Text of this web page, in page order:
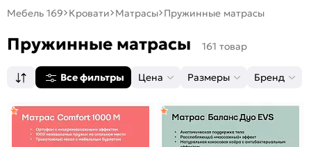
Мебель 169 Кровати Матрасы Пружинные матрасы
Пружинные матрасы 161 товар
Все фильтры Цена Размеры Бренд